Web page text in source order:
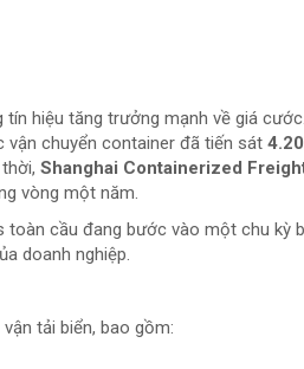
hiệu tăng trưởng mạnh về giá
vận chuyển container đã tiến sát
thời, Shanghai Containerized
vòng một năm.
cầu đang bước vào một chu kỳ
doanh nghiệp.
tải biển, bao gồm: